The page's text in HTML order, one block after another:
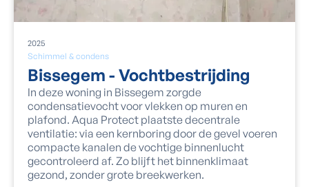
Schimmel & condens
2025
Bissegem - Vochtbestrijding
In deze woning in Bissegem zorgde
condensatievocht voor vlekken op muren en
plafond. Aqua Protect plaatste decentrale
ventilatie: via een kernboring door de gevel voeren
compacte kanalen de vochtige binnenlucht
gecontroleerd af. Zo blijft het binnenklimaat
gezond, zonder grote breekwerken.